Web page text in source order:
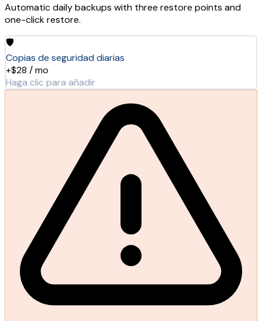
Automatic daily backups with three restore points and
one-click restore.
🛡️
Copias de seguridad diarias
+$28 / mo
Haga clic para añadir